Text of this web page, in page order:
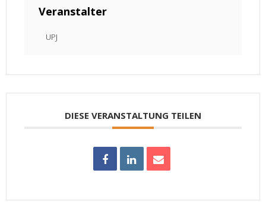
Veranstalter
UPJ
DIESE VERANSTALTUNG TEILEN